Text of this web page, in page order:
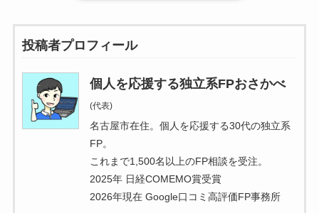
投稿者プロフィール
個人を応援する独立系FPおさかべ
(代表)
名古屋市在住。個人を応援する30代の独立系
FP。
これまで1,500名以上のFP相談を受注。
2025年 日経COMEMO賞受賞
2026年現在 Google口コミ高評価FP事務所